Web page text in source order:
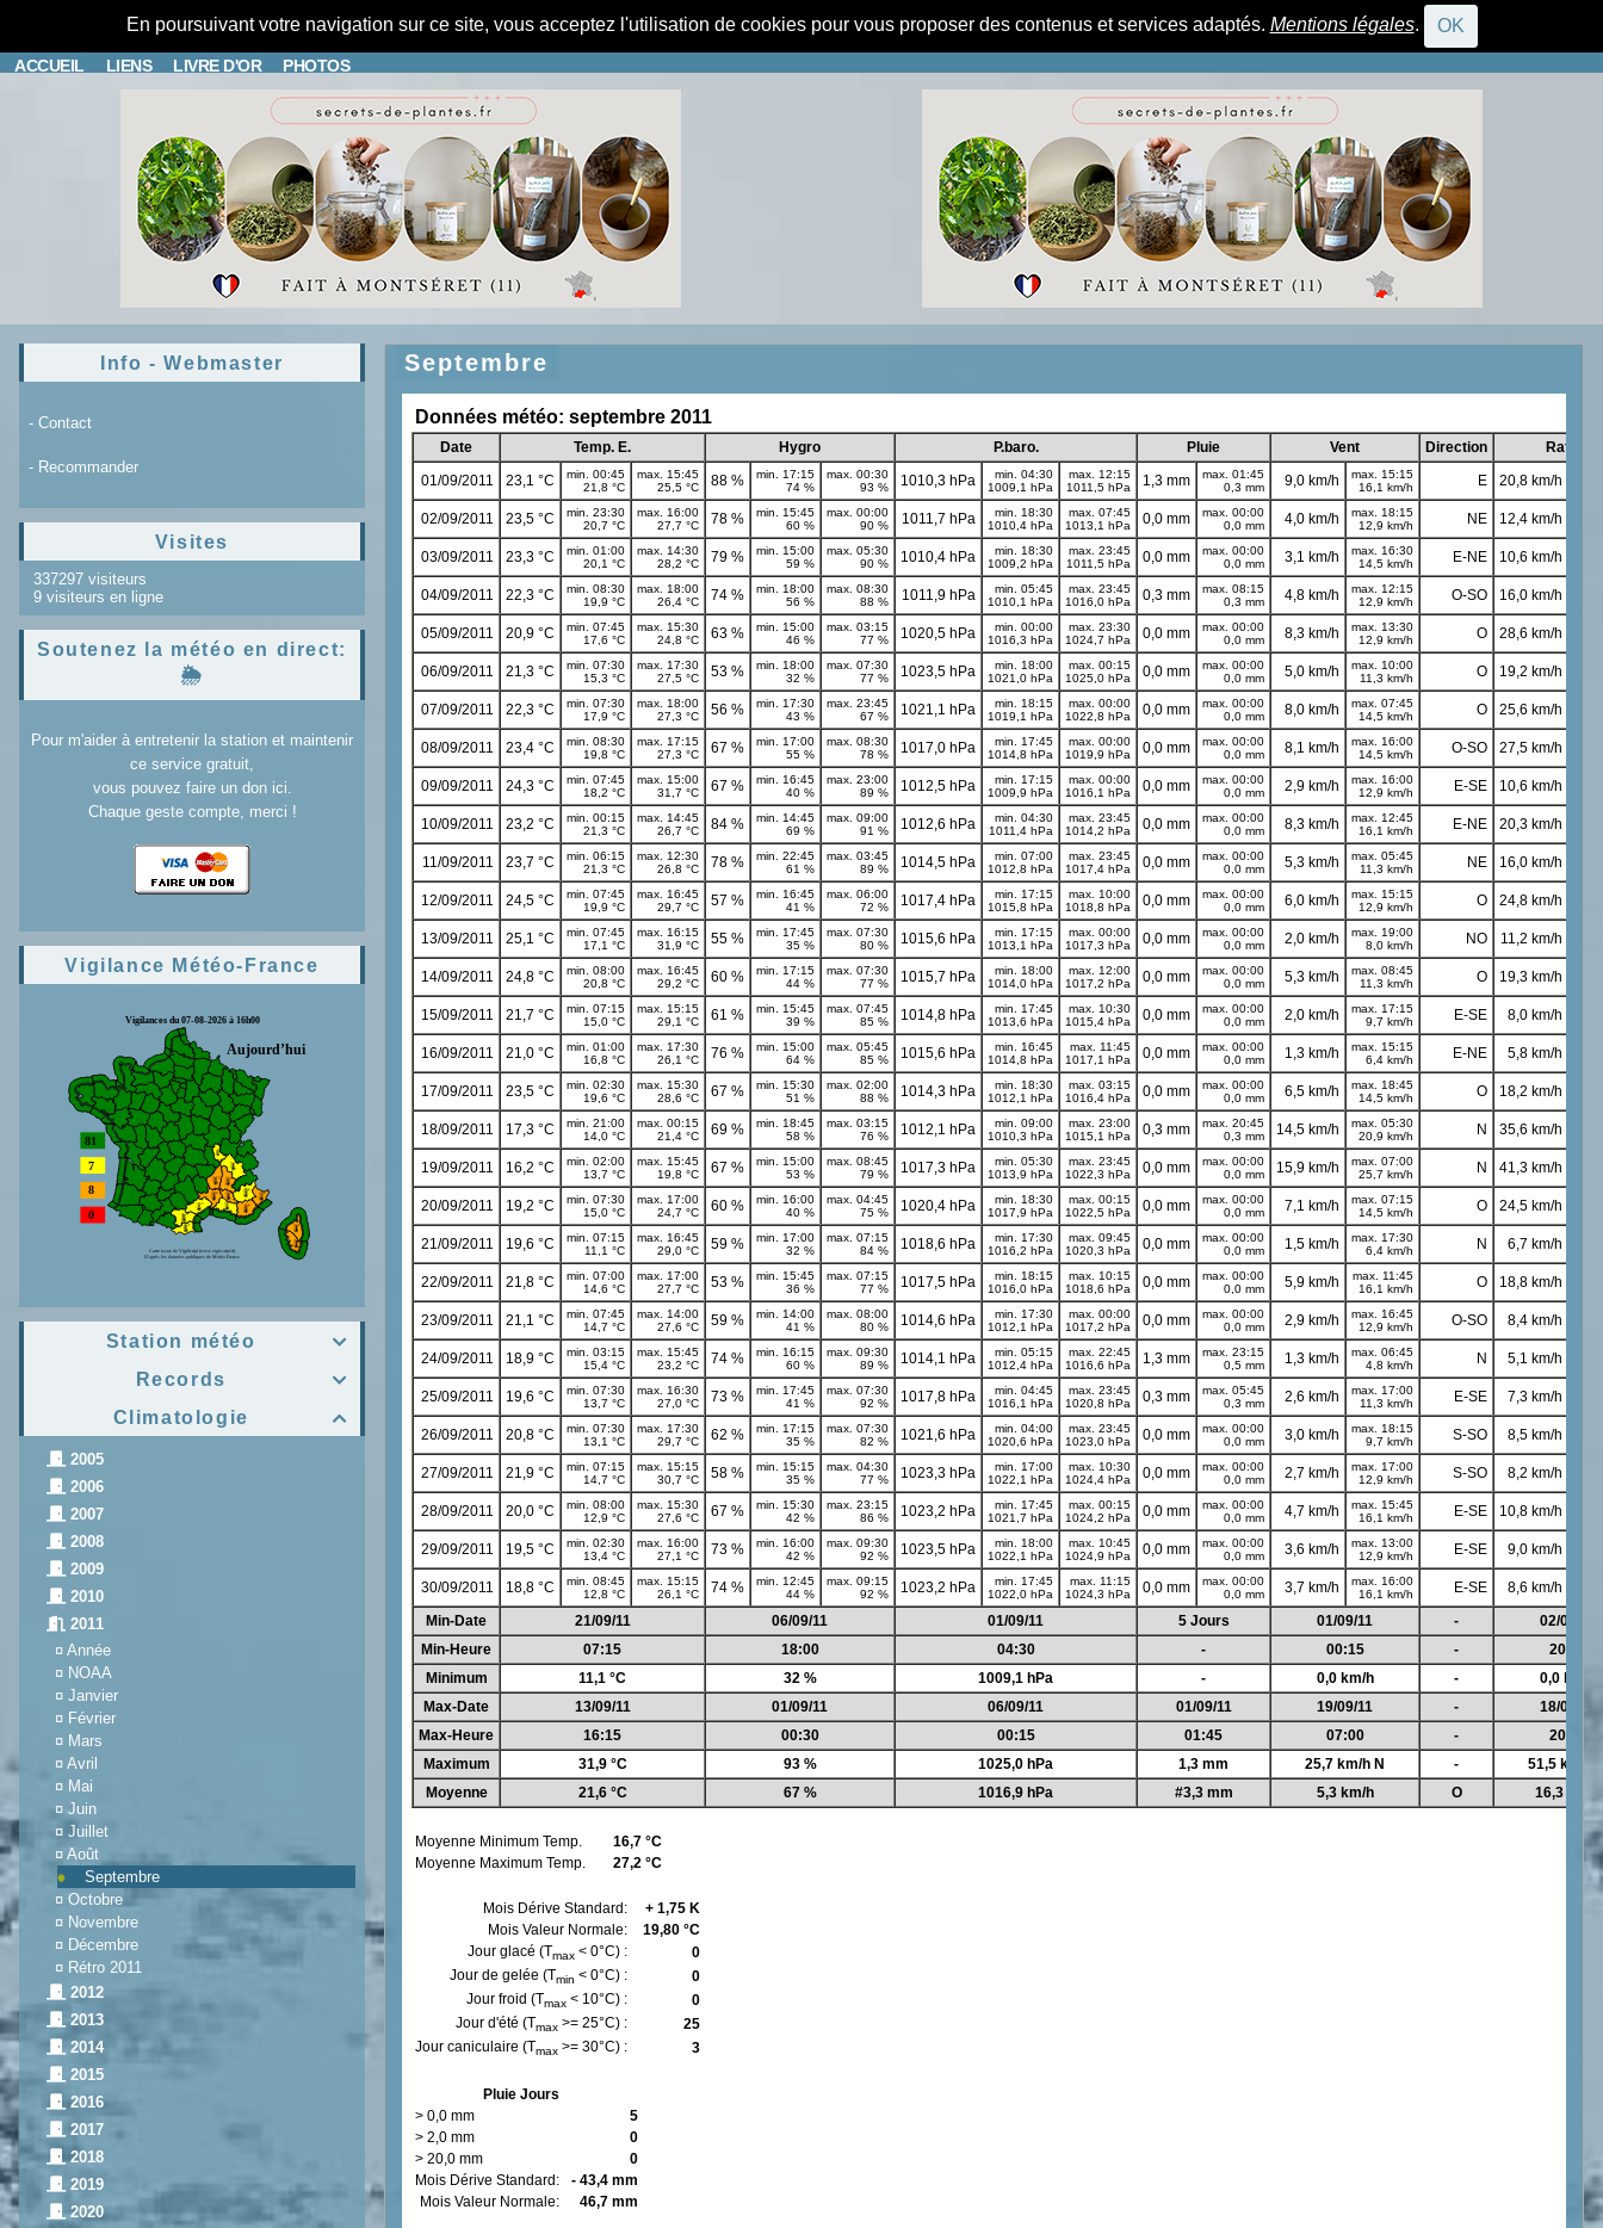
En poursuivant votre navigation sur ce site, vous acceptez l'utilisation de cookies pour vous proposer des contenus et services adaptés. Mentions légales. OK
ACCUEIL
CONNEXION
LIENS LIVRE D'OR PHOTOS
Info - Webmaster
- Contact
- Recommander
Visites
337297 visiteurs
9 visiteurs en ligne
Soutenez la météo en direct:
🌦️
Pour m'aider à entretenir la station et maintenir
ce service gratuit,
vous pouvez faire un don ici.
Chaque geste compte, merci !
Vigilance Météo-France

Station météo

Records

Climatologie
2005
2006
2007
2008
2009
2010
2011
¤ Année
¤ NOAA
¤ Janvier
¤ Février
¤ Mars
¤ Avril
¤ Mai
¤ Juin
¤ Juillet
¤ Août
Septembre
¤ Octobre
¤ Novembre
¤ Décembre
¤ Rétro 2011
2012
2013
2014
2015
2016
2017
2018
2019
2020
Septembre